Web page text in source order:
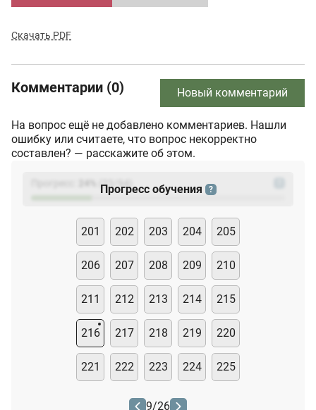
Скачать PDF
Комментарии (0) Новый комментарий
На вопрос ещё не добавлено комментариев. Нашли
ошибку или считаете, что вопрос некорректно
составлен? — расскажите об этом.
(23
Прогресс обучения ?
201 202 203 204 205
206 207 208 209 210
211 212 213 214 215
216 217 218 219 220
221 222 223 224 225
9/26